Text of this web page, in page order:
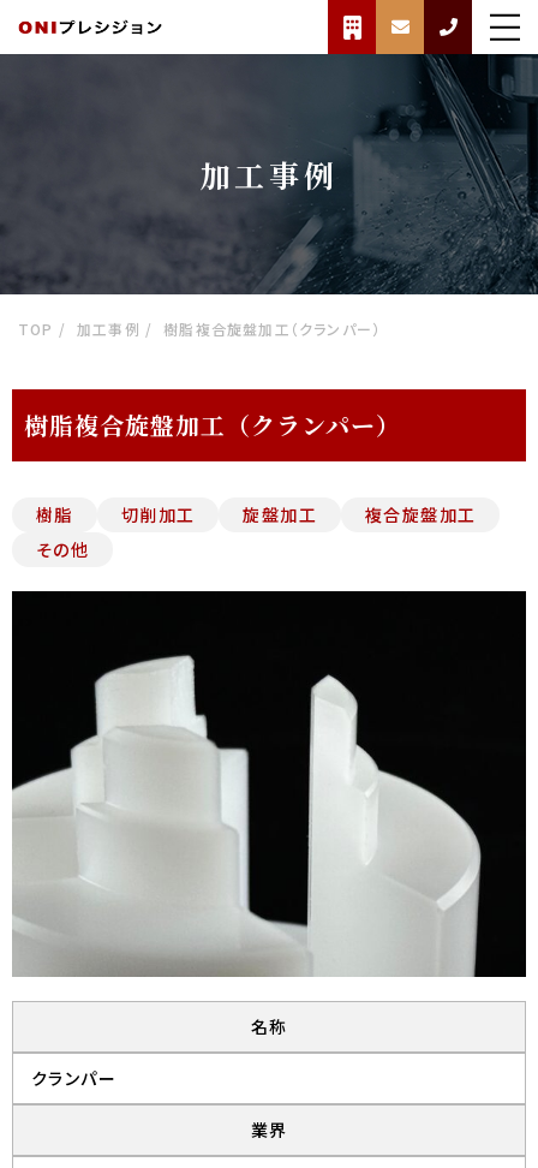
加工事例
TOP 加工事例 樹脂複合旋盤加工（クランパー）
樹脂複合旋盤加工（クランパー）
樹脂 切削加工 旋盤加工
複合旋盤加工
その他
名称
クランパー
業界